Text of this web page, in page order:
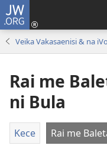
JW.ORG
Veika Vakasaenisi & na
Rai me
ni Bula
Kece Rai me